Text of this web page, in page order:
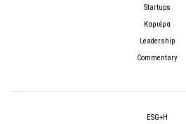
Startups
Καριέρα
Leadership
Commentary
ESG+H